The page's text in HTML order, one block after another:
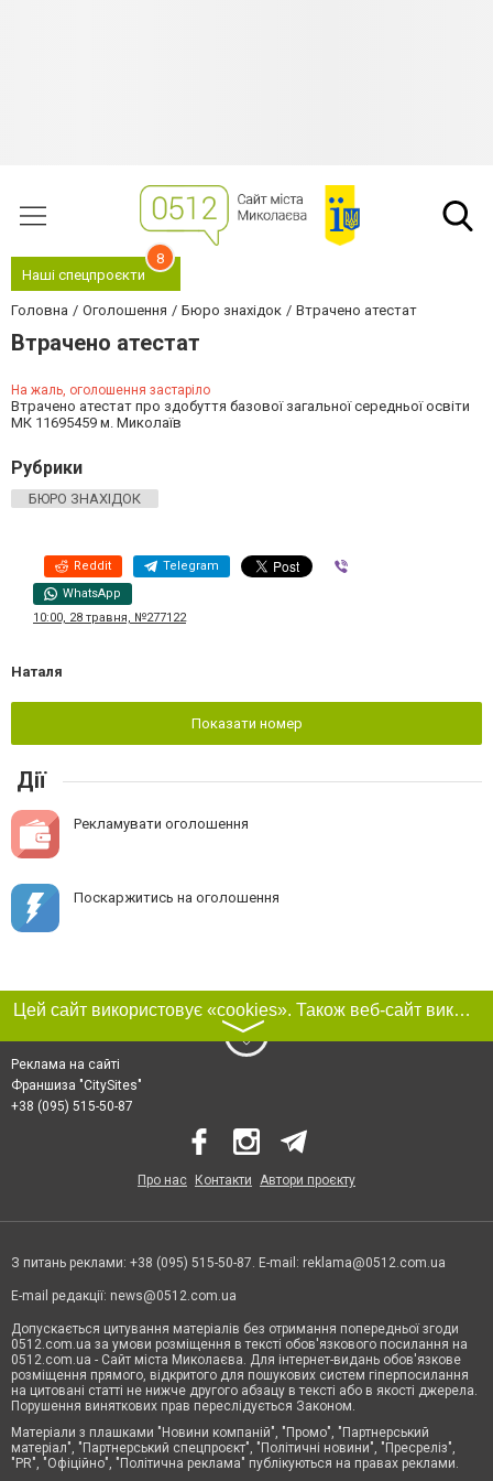
Наші спецпроєкти
8
Головна Оголошення Бюро знахідок Втрачено атестат
Втрачено атестат
На жаль, оголошення застаріло
Втрачено атестат про здобуття базової загальної середньої освіти
МК 11695459 м. Миколаїв
Рубрики
БЮРО ЗНАХІДОК
Reddit Telegram
WhatsApp
10:00, 28 травня, №277122
Наталя
Показати номер
Дії
Рекламувати оголошення
Поскаржитись на оголошення
Цей сайт використовує «cookies». Також веб-сайт використовує інтернет-сервіс для збору технічних даних стосовно відвідувачів з метою отримання маркетингової та статистичної інформації. Умови обробки даних відвідувачів сайту див.
〉
Реклама на сайті
Франшиза "CitySites"
+38 (095) 515-50-87
Про нас Контакти Автори проєкту
З питань реклами: +38 (095) 515-50-87. E-mail: reklama@0512.com.ua
E-mail редакції: news@0512.com.ua
Допускається цитування матеріалів без отримання попередньої згоди
0512.com.ua за умови розміщення в тексті обов'язкового посилання на
0512.com.ua - Сайт міста Миколаєва. Для інтернет-видань обов'язкове
розміщення прямого, відкритого для пошукових систем гіперпосилання
на цитовані статті не нижче другого абзацу в тексті або в якості джерела.
Порушення виняткових прав переслідується Законом.
Матеріали з плашками "Новини компаній", "Промо", "Партнерський
матеріал", "Партнерський спецпроєкт", "Політичні новини", "Пресреліз",
"PR", "Офіційно", "Політична реклама" публікуються на правах реклами.